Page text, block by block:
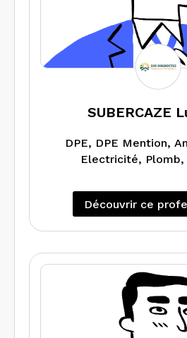
SUBERCAZE
DPE, DPE Mention,
Electricité, Plomb,
Découvrir ce